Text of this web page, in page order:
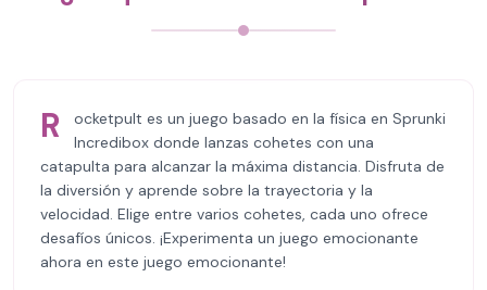
R
ocketpult es un juego basado en la física en Sprunki
Incredibox donde lanzas cohetes con una
catapulta para alcanzar la máxima distancia. Disfruta de
la diversión y aprende sobre la trayectoria y la
velocidad. Elige entre varios cohetes, cada uno ofrece
desafíos únicos. ¡Experimenta un juego emocionante
ahora en este juego emocionante!